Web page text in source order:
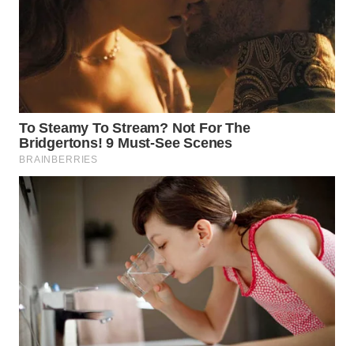
CIREBON
INDRAMAYU
WN
KUNINGAN
MAJALENGKA
SUBANG
WN
SUKABUMI